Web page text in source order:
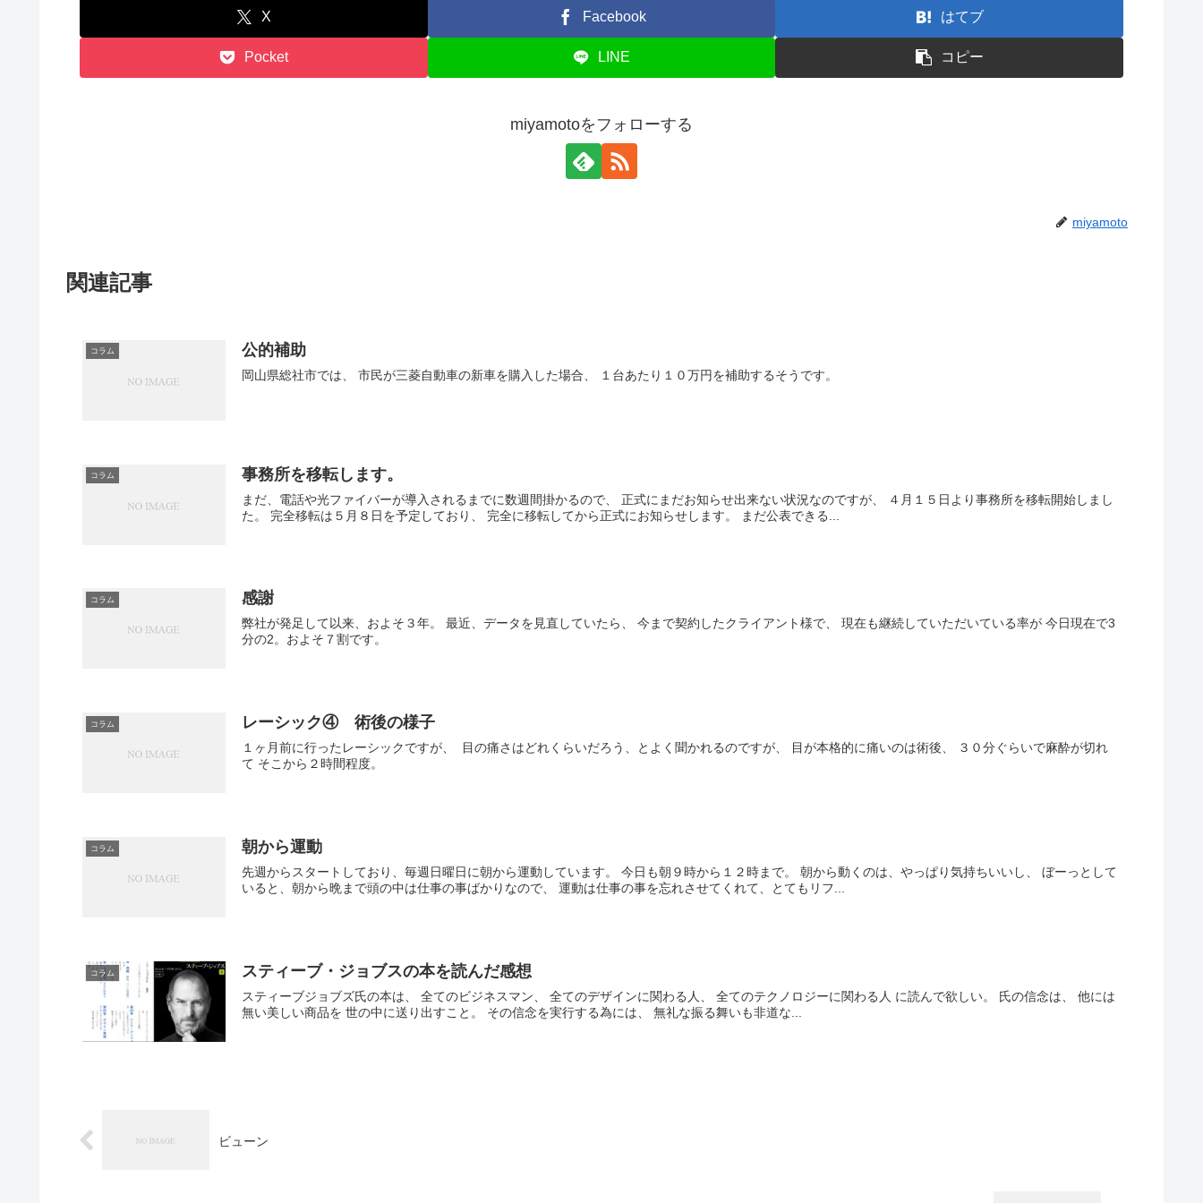
X Facebook はてブ
Pocket LINE コピー
miyamotoをフォローする
miyamoto
関連記事
コラム 公的補助
岡山県総社市では、 市民が三菱自動車の新車を購入した場合、 １台あたり１０万円を補助するそうです。
コラム 事務所を移転します。
まだ、電話や光ファイバーが導入されるまでに数週間掛かるので、 正式にまだお知らせ出来ない状況なのですが、 ４月１５日より事務所を移転開始しまし
た。 完全移転は５月８日を予定しており、 完全に移転してから正式にお知らせします。 まだ公表できる...
コラム 感謝
弊社が発足して以来、およそ３年。 最近、データを見直していたら、 今まで契約したクライアント様で、 現在も継続していただいている率が 今日現在で3
分の2。およそ７割です。
コラム レーシック④ 術後の様子
１ヶ月前に行ったレーシックですが、 目の痛さはどれくらいだろう、とよく聞かれるのですが、 目が本格的に痛いのは術後、 ３０分ぐらいで麻酔が切れ
て そこから２時間程度。
コラム 朝から運動
先週からスタートしており、毎週日曜日に朝から運動しています。 今日も朝９時から１２時まで。 朝から動くのは、やっぱり気持ちいいし、 ぼーっとして
いると、朝から晩まで頭の中は仕事の事ばかりなので、 運動は仕事の事を忘れさせてくれて、とてもリフ...
コラム スティーブ・ジョブスの本を読んだ感想
スティーブジョブズ氏の本は、 全てのビジネスマン、 全てのデザインに関わる人、 全てのテクノロジーに関わる人 に読んで欲しい。 氏の信念は、 他には
無い美しい商品を 世の中に送り出すこと。 その信念を実行する為には、 無礼な振る舞いも非道な...
ビューン